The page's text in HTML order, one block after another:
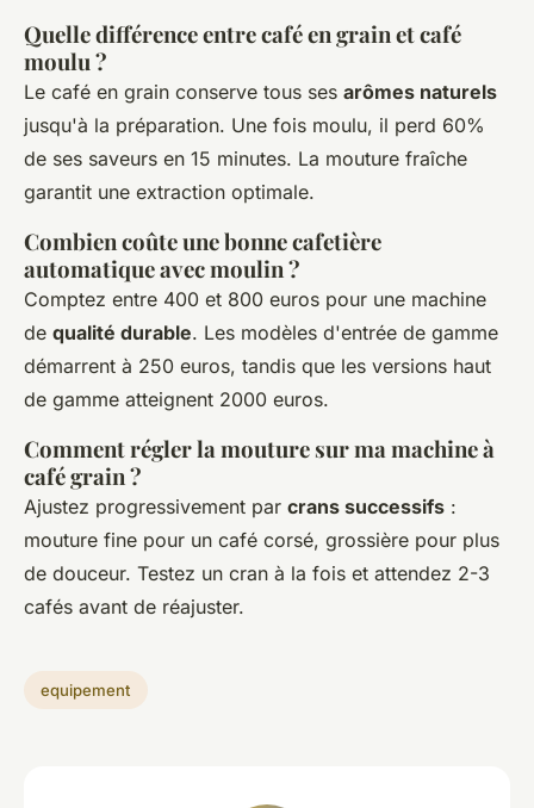
Quelle différence entre café en grain et café
moulu ?
Le café en grain conserve tous ses arômes naturels
jusqu'à la préparation. Une fois moulu, il perd 60%
de ses saveurs en 15 minutes. La mouture fraîche
garantit une extraction optimale.
Combien coûte une bonne cafetière
automatique avec moulin ?
Comptez entre 400 et 800 euros pour une machine
de qualité durable. Les modèles d'entrée de gamme
démarrent à 250 euros, tandis que les versions haut
de gamme atteignent 2000 euros.
Comment régler la mouture sur ma machine à
café grain ?
Ajustez progressivement par crans successifs :
mouture fine pour un café corsé, grossière pour plus
de douceur. Testez un cran à la fois et attendez 2-3
cafés avant de réajuster.
equipement